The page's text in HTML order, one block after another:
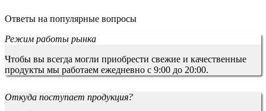
Ответы на популярные вопросы
Режим работы рынка
Чтобы вы всегда могли приобрести свежие и качественные
продукты мы работаем ежедневно с 9:00 до 20:00.
Откуда поступает продукция?